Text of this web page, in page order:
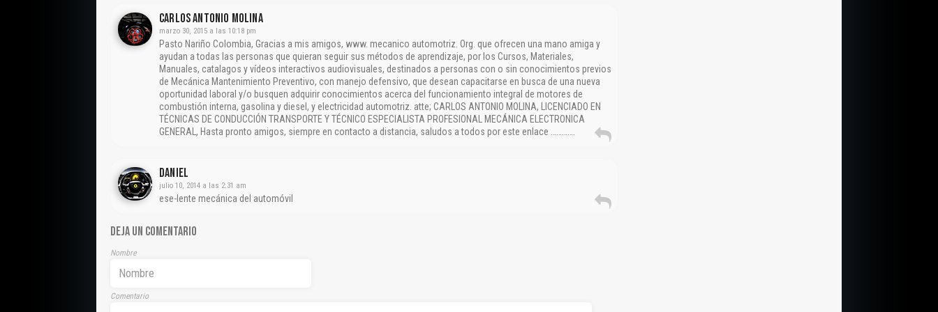
CARLOS ANTONIO MOLINA
marzo 30, 2015 a las 10:18 pm
Pasto Nariño Colombia, Gracias a mis amigos, www. mecanico automotriz. Org. que ofrecen una mano amiga y
ayudan a todas las personas que quieran seguir sus métodos de aprendizaje, por los Cursos, Materiales,
Manuales, catalagos y vídeos interactivos audiovisuales, destinados a personas con o sin conocimientos previos
de Mecánica Mantenimiento Preventivo, con manejo defensivo, que desean capacitarse en busca de una nueva
oportunidad laboral y/o busquen adquirir conocimientos acerca del funcionamiento integral de motores de
combustión interna, gasolina y diesel, y electricidad automotriz. atte; CARLOS ANTONIO MOLINA, LICENCIADO EN
TÉCNICAS DE CONDUCCIÓN TRANSPORTE Y TÉCNICO ESPECIALISTA PROFESIONAL MECÁNICA ELECTRONICA
GENERAL, Hasta pronto amigos, siempre en contacto a distancia, saludos a todos por este enlace ………….
DANIEL
julio 10, 2014 a las 2:31 am
ese-lente mecánica del automóvil
DEJA UN COMENTARIO
Nombre
Comentario